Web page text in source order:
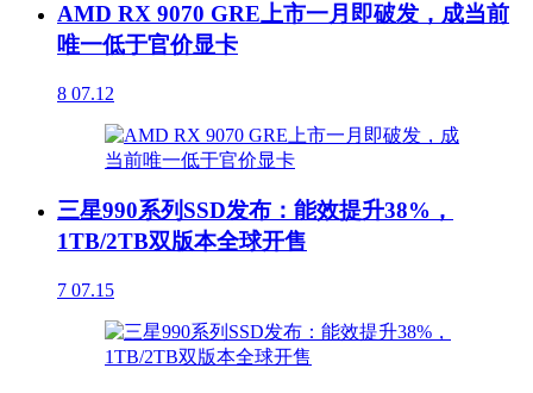
AMD RX 9070 GRE上市一月即破发，成当前
唯一低于官价显卡
8 07.12
三星990系列SSD发布：能效提升38%，
1TB/2TB双版本全球开售
7 07.15